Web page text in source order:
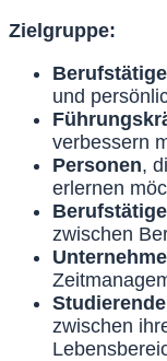
Zielgruppe:
Berufstätige
und
verbessern
Personen,
erlernen
zwischen
Studierende
zwischen